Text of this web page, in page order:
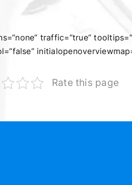
traffic=“true“
Rate this page